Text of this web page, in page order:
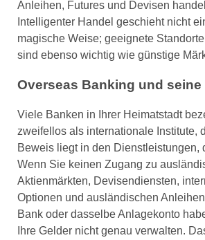
Anleihen, Futures und Devisen
Intelligenter Handel geschieht nicht
magische Weise; geeignete
sind ebenso wichtig wie günstige
Overseas Banking und seine
Viele Banken in Ihrer Heimatstadt
zweifellos als internationale Institute,
Beweis liegt in den Dienstleistungen,
Wenn Sie keinen Zugang zu
Aktienmärkten, Devisendiensten,
Optionen und ausländischen
Bank oder dasselbe Anlagekonto
Ihre Gelder nicht genau verwalten.